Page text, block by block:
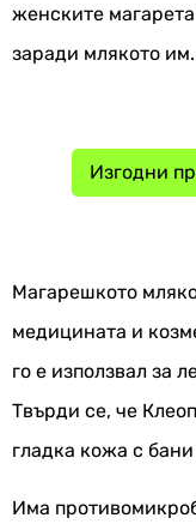
женските
заради млякото им.
Изгодни
Магарешкото
медицината и
го е използвал за
Твърди се, че
гладка кожа с
Има